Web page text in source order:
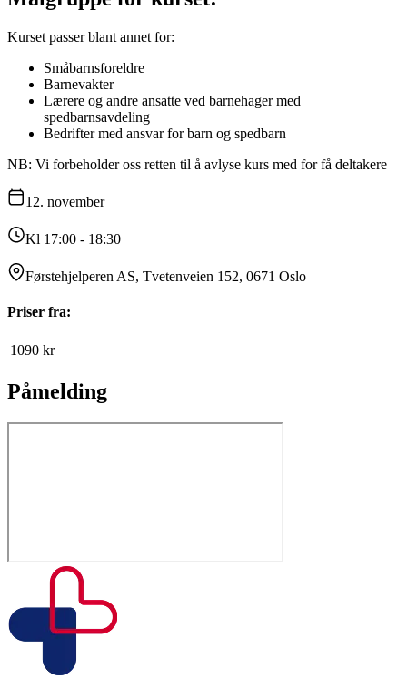
Kurset passer blant annet for:
Småbarnsforeldre
Barnevakter
Lærere og andre ansatte ved barnehager med
spedbarnsavdeling
Bedrifter med ansvar for barn og spedbarn
NB: Vi forbeholder oss retten til å avlyse kurs med for få deltakere
12. november
Kl 17:00 - 18:30
Førstehjelperen AS, Tvetenveien 152, 0671 Oslo
Priser fra:
1090 kr
Påmelding